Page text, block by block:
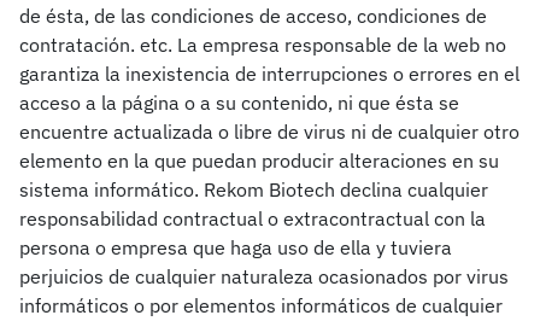
de ésta, de las condiciones de acceso, condiciones de
contratación. etc. La empresa responsable de la web no
garantiza la inexistencia de interrupciones o errores en el
acceso a la página o a su contenido, ni que ésta se
encuentre actualizada o libre de virus ni de cualquier otro
elemento en la que puedan producir alteraciones en su
sistema informático. Rekom Biotech declina cualquier
responsabilidad contractual o extracontractual con la
persona o empresa que haga uso de ella y tuviera
perjuicios de cualquier naturaleza ocasionados por virus
informáticos o por elementos informáticos de cualquier